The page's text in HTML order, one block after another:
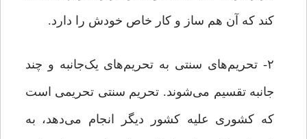
کند که آن هم ساز و کار خاص خودش را دارد.
۲- تحریم‌های سنتی به تحریم‌های یک‌جانبه و چند
جانبه تقسیم می‌شوند. تحریم سنتی تحریمی است
که کشوری علیه کشور دیگر انجام می‌دهد، به